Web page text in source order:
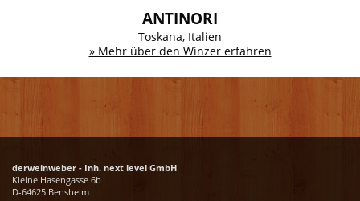
ANTINORI
Toskana, Italien
» Mehr über den Winzer erfahren
derweinweber - Inh. next level GmbH
Kleine Hasengasse 6b
D-64625 Bensheim